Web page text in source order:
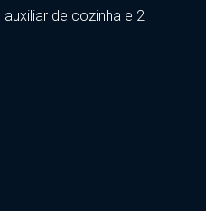
de cozinha e 2